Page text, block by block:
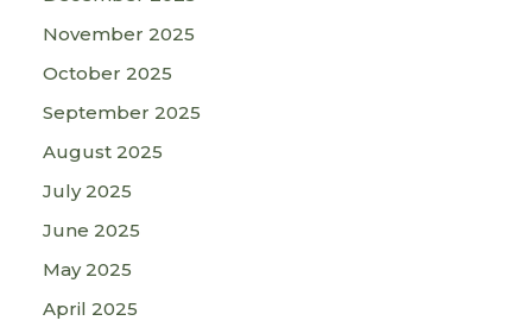
November 2025
October 2025
September 2025
August 2025
July 2025
June 2025
May 2025
April 2025